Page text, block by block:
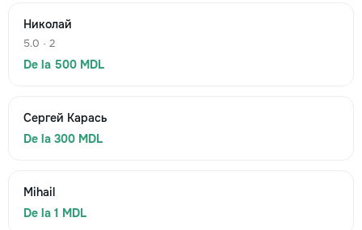
Николай
5.0 · 2
De la 500 MDL
Сергей Карась
De la 300 MDL
Mihail
De la 1 MDL